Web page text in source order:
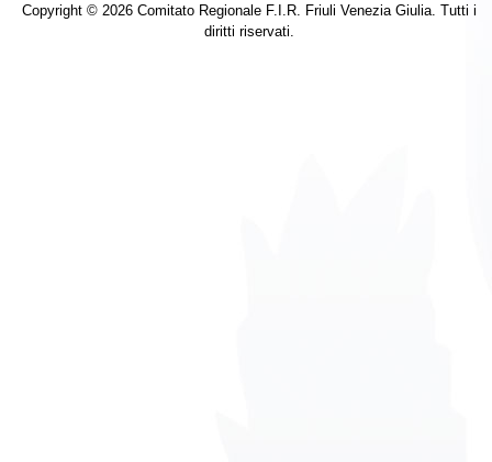
Copyright © 2026 Comitato Regionale F.I.R. Friuli Venezia Giulia. Tutti i
diritti riservati.